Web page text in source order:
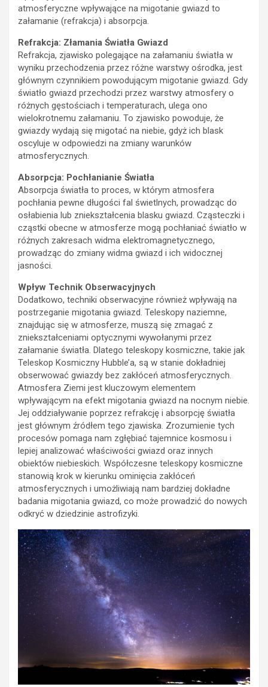
atmosferyczne wpływające na migotanie gwiazd to
załamanie (refrakcja) i absorpcja.
Refrakcja: Złamania Światła Gwiazd
Refrakcja, zjawisko polegające na załamaniu światła w
wyniku przechodzenia przez różne warstwy ośrodka, jest
głównym czynnikiem powodującym migotanie gwiazd. Gdy
światło gwiazd przechodzi przez warstwy atmosfery o
różnych gęstościach i temperaturach, ulega ono
wielokrotnemu załamaniu. To zjawisko powoduje, że
gwiazdy wydają się migotać na niebie, gdyż ich blask
oscyluje w odpowiedzi na zmiany warunków
atmosferycznych.
Absorpcja: Pochłanianie Światła
Absorpcja światła to proces, w którym atmosfera
pochłania pewne długości fal świetlnych, prowadząc do
osłabienia lub zniekształcenia blasku gwiazd. Cząsteczki i
cząstki obecne w atmosferze mogą pochłaniać światło w
różnych zakresach widma elektromagnetycznego,
prowadząc do zmiany widma gwiazd i ich widocznej
jasności.
Wpływ Technik Obserwacyjnych
Dodatkowo, techniki obserwacyjne również wpływają na
postrzeganie migotania gwiazd. Teleskopy naziemne,
znajdując się w atmosferze, muszą się zmagać z
zniekształceniami optycznymi wywołanymi przez
załamanie światła. Dlatego teleskopy kosmiczne, takie jak
Teleskop Kosmiczny Hubble’a, są w stanie dokładniej
obserwować gwiazdy bez zakłóceń atmosferycznych.
Atmosfera Ziemi jest kluczowym elementem
wpływającym na efekt migotania gwiazd na nocnym niebie.
Jej oddziaływanie poprzez refrakcję i absorpcję światła
jest głównym źródłem tego zjawiska. Zrozumienie tych
procesów pomaga nam zgłębiać tajemnice kosmosu i
lepiej analizować właściwości gwiazd oraz innych
obiektów niebieskich. Współczesne teleskopy kosmiczne
stanowią krok w kierunku ominięcia zakłóceń
atmosferycznych i umożliwiają nam bardziej dokładne
badania migotania gwiazd, co może prowadzić do nowych
odkryć w dziedzinie astrofizyki.